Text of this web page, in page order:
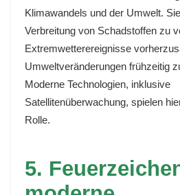
Klimawandels und der Umwelt.
Verbreitung von Schadstoffen zu
Extremwetterereignisse
Umweltveränderungen frühzeitig
Moderne Technologien, inklusive
Satellitenüberwachung, spielen
Rolle.
5.